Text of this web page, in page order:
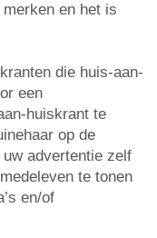
en het is
die huis-aan-
een
huiskrant te
op de
advertentie zelf
te tonen
en/of